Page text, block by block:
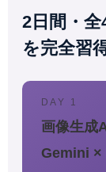
2日間・
を完全習
DAY 1
画像生成
Gemini